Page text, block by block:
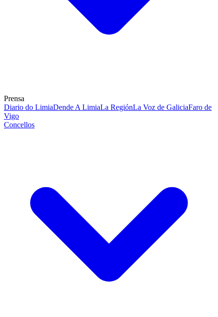
Prensa
Diario do LimiaDende A LimiaLa RegiónLa Voz de GaliciaFaro de
Vigo
Concellos